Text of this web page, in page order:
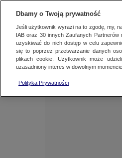
Dbamy o Twoją prywatność
Jeśli użytkownik wyrazi na to zgodę, my,
IAB oraz 30innych Zaufanych Partnerów
uzyskiwać do nich dostęp w celu
się to poprzez przetwarzanie danych
plikach cookie. Użytkownik może
uzasadniony interes w dowolnym
Polityka Prywatności